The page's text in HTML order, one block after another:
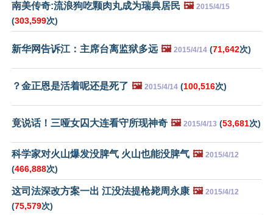
南美传奇:流浪狗吃颗肉丸成为瑞典居民 🖼️ 2015/4/15
(303,599次)
新华网告诉江：主席台离监狱多远 🖼️ 2015/4/14 (71,642次)
？金正恩是活着呢还是死了 🖼️ 2015/4/14 (100,516次)
竟说话！三哑女囚大连看守所现神奇 🖼️ 2015/4/13 (53,681次)
科学家对火山爆发没脾气 火山也能没脾气 🖼️ 2015/4/12
(466,888次)
这司法深改方案一出 江没法提枪毙周永康 🖼️ 2015/4/12
(75,579次)